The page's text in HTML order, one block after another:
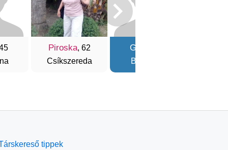
Piroska, 62
Csíkszereda
Gábor
Budapest
tippek